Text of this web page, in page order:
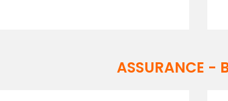
ASSURANCE -